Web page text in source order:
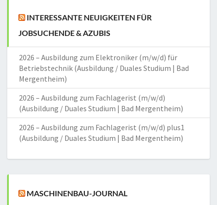
INTERESSANTE NEUIGKEITEN FÜR
JOBSUCHENDE & AZUBIS
2026 – Ausbildung zum Elektroniker (m/w/d) für
Betriebstechnik (Ausbildung / Duales Studium | Bad
Mergentheim)
2026 – Ausbildung zum Fachlagerist (m/w/d)
(Ausbildung / Duales Studium | Bad Mergentheim)
2026 – Ausbildung zum Fachlagerist (m/w/d) plus1
(Ausbildung / Duales Studium | Bad Mergentheim)
MASCHINENBAU-JOURNAL